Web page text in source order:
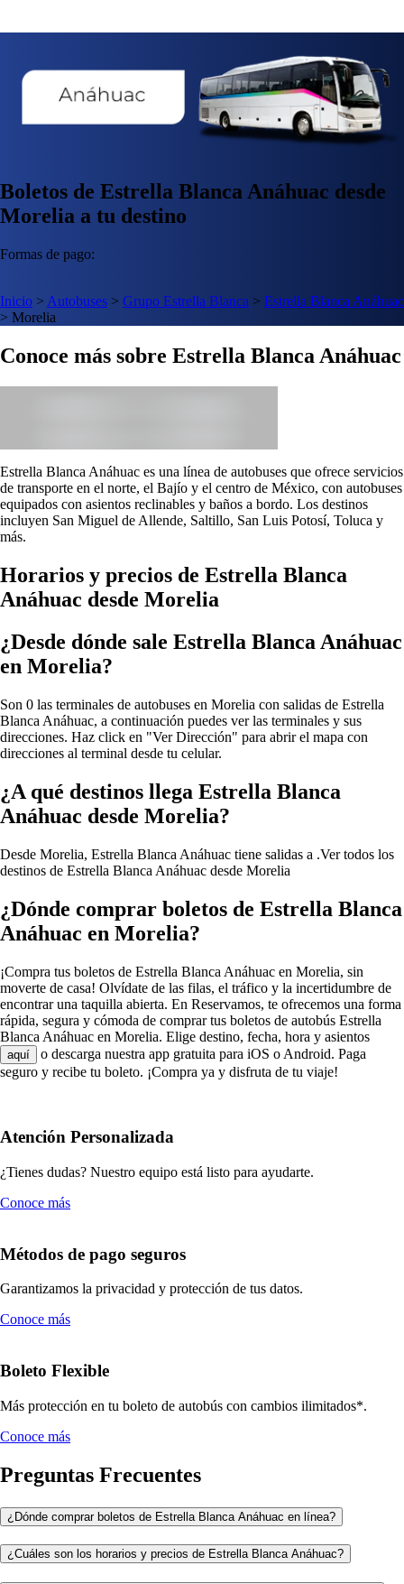
Boletos de Estrella Blanca Anáhuac desde
Morelia a tu destino
Formas de pago:
Inicio > Autobuses > Grupo Estrella Blanca > Estrella Blanca Anáhuac
> Morelia
Conoce más sobre Estrella Blanca Anáhuac
Estrella Blanca Anáhuac es una línea de autobuses que ofrece servicios
de transporte en el norte, el Bajío y el centro de México, con autobuses
equipados con asientos reclinables y baños a bordo. Los destinos
incluyen San Miguel de Allende, Saltillo, San Luis Potosí, Toluca y
más.
Horarios y precios de Estrella Blanca
Anáhuac desde Morelia
¿Desde dónde sale Estrella Blanca Anáhuac
en Morelia?
Son 0 las terminales de autobuses en Morelia con salidas de Estrella
Blanca Anáhuac, a continuación puedes ver las terminales y sus
direcciones. Haz click en "Ver Dirección" para abrir el mapa con
direcciones al terminal desde tu celular.
¿A qué destinos llega Estrella Blanca
Anáhuac desde Morelia?
Desde Morelia, Estrella Blanca Anáhuac tiene salidas a .Ver todos los
destinos de Estrella Blanca Anáhuac desde Morelia
¿Dónde comprar boletos de Estrella Blanca
Anáhuac en Morelia?
¡Compra tus boletos de Estrella Blanca Anáhuac en Morelia, sin
moverte de casa! Olvídate de las filas, el tráfico y la incertidumbre de
encontrar una taquilla abierta. En Reservamos, te ofrecemos una forma
rápida, segura y cómoda de comprar tus boletos de autobús Estrella
Blanca Anáhuac en Morelia. Elige destino, fecha, hora y asientos
aquí
o descarga nuestra app gratuita para iOS o Android. Paga
seguro y recibe tu boleto. ¡Compra ya y disfruta de tu viaje!
Atención Personalizada
¿Tienes dudas? Nuestro equipo está listo para ayudarte.
Conoce más
Métodos de pago seguros
Garantizamos la privacidad y protección de tus datos.
Conoce más
Boleto Flexible
Más protección en tu boleto de autobús con cambios ilimitados*.
Conoce más
Preguntas Frecuentes
¿Dónde comprar boletos de Estrella Blanca Anáhuac en línea?
¿Cuáles son los horarios y precios de Estrella Blanca Anáhuac?